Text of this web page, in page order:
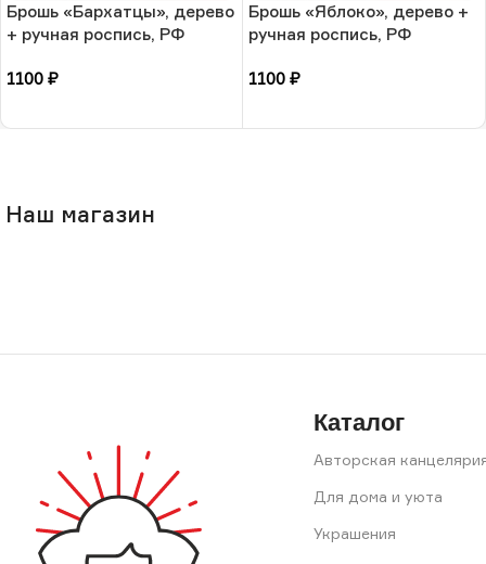
Брошь «Бархатцы», дерево
+ ручная роспись, РФ
1100 ₽
Брошь «Яблоко», дерево +
ручная роспись, РФ
1100 ₽
Наш магазин
Каталог
Авторская
Для дома и уюта
Украшения